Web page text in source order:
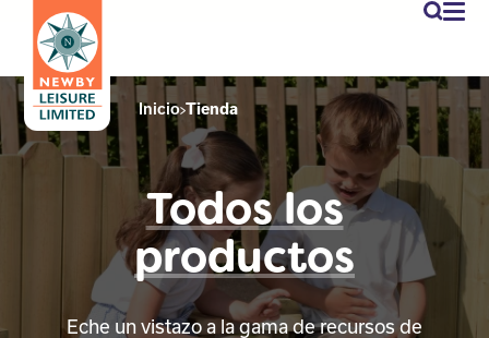
Mi
Inicio Tienda
Todos los
productos
Eche un vistazo a la gama de recursos de